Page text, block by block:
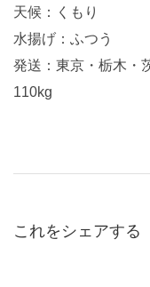
天候：くもり
水揚げ：ふつう
発送：東京・栃木・
110kg
これをシェアする